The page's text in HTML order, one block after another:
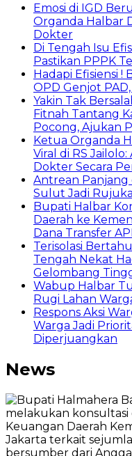
Emosi di IGD
Organda Halbar
Dokter
Di Tengah Isu
Pastikan PPPK
Hadapi Efisiensi
OPD Genjot
Yakin Tak
Fitnah Tantang
Pocong, Ajukan
Ketua Organda
Viral di RS
Dokter Secara
Antrean Panjang
Sulut Jadi
Bupati Halbar
Daerah ke
Dana Transfer
Terisolasi
Tengah Nekat
Gelombang
Wabup Halbar
Rugi Lahan
Respons Aksi
Warga Jadi
Diperjuangkan
News